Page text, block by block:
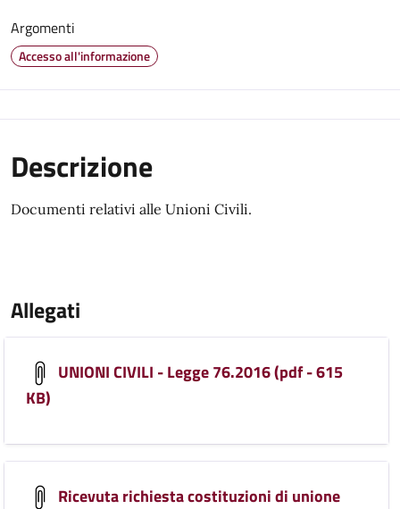
Argomenti
Accesso all'informazione
Descrizione
Documenti relativi alle Unioni Civili.
Allegati
UNIONI CIVILI - Legge 76.2016 (pdf - 615
KB)
Ricevuta richiesta costituzioni di unione